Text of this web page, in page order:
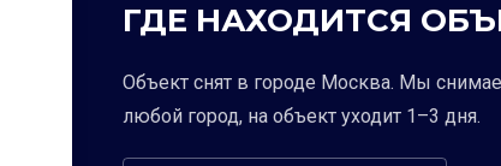
ГДЕ НАХОДИТСЯ
Объект снят в городе Москва. Мы
любой город, на объект уходит 1–3 дня.